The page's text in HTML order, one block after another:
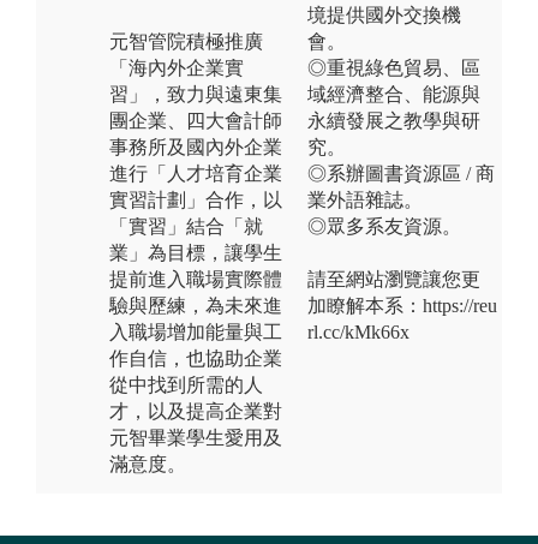
元智管院積極推廣
「海內外企業實
習」，致力與遠東集
團企業、四大會計師
事務所及國內外企業
進行「人才培育企業
實習計劃」合作，以
「實習」結合「就
業」為目標，讓學生
提前進入職場實際體
驗與歷練，為未來進
入職場增加能量與工
作自信，也協助企業
從中找到所需的人
才，以及提高企業對
元智畢業學生愛用及
滿意度。
境提供國外交換機
會。
◎重視綠色貿易、區
域經濟整合、能源與
永續發展之教學與研
究。
◎系辦圖書資源區 / 商
業外語雜誌。
◎眾多系友資源。
請至網站瀏覽讓您更
加瞭解本系：https://reu
rl.cc/kMk66x